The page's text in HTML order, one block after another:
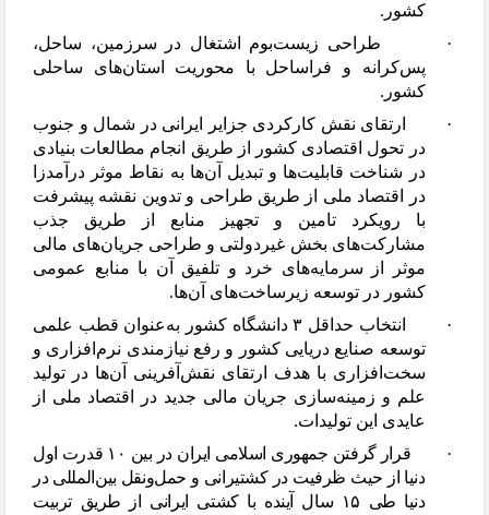
کشور.
· طراحی زیستبوم اشتغال در سرزمین، ساحل،
پسکرانه و فراساحل با محوریت استانهای ساحلی
کشور.
· ارتقای نقش کارکردی جزایر ایرانی در شمال و جنوب
در تحول اقتصادی کشور از طریق انجام مطالعات بنیادی
در شناخت قابلیتها و تبدیل آنها به نقاط موثر درآمدزا
در اقتصاد ملی از طریق طراحی و تدوین نقشه پیشرفت
با رویکرد تامین و تجهیز منابع از طریق جذب
مشارکتهای بخش غیردولتی و طراحی جریانهای مالی
موثر از سرمایههای خرد و تلفیق آن با منابع عمومی
کشور در توسعه زیرساختهای آنها.
· انتخاب حداقل ۳ دانشگاه کشور به
عنوان قطب علمی
توسعه صنایع دریایی کشور و رفع نیازمندی نرم افزاری و
سخت افزاری با هدف ارتقای نقش آفرینی آنها در تولید
علم و زمینهسازی جریان مالی جدید در اقتصاد ملی از
عایدی این تولیدات.
·
قرار گرفتن جمهوری اسلامی ایران در بین ۱۰ قدرت اول
دنیا از حیث ظرفیت در کشتیرانی و حملونقل بین المللی در
دنیا طی ۱۵ سال آینده با کشتی ایرانی از طریق تربیت